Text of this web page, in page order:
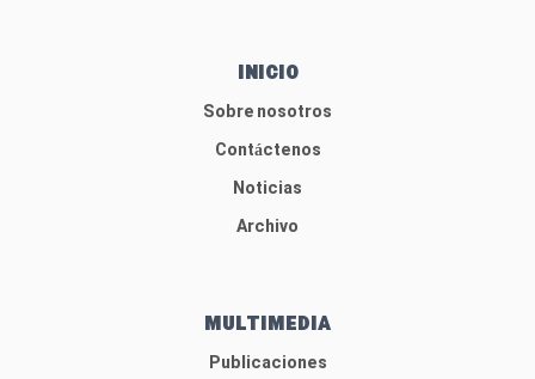
INICIO
Sobre nosotros
Contáctenos
Noticias
Archivo
MULTIMEDIA
Publicaciones